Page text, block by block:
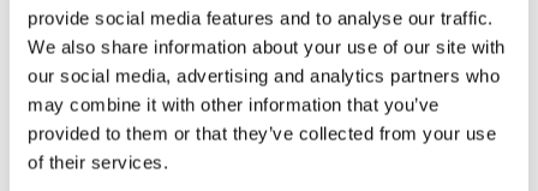
provide social media features and to analyse our traffic.
We also share information about your use of our site with
our social media, advertising and analytics partners who
may combine it with other information that you’ve
provided to them or that they’ve collected from your use
of their services.
Przeczytaj całą historię@Fast Company
3."Gorąca pogoda podnosi ceny żywności,
wpływając na plony